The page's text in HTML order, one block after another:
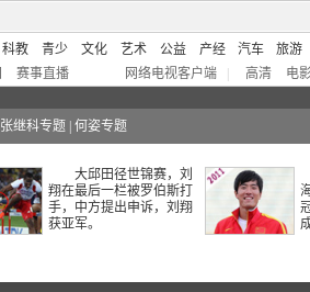
科教 青少 文化 艺术 公益 产经 汽车 旅游
赛事直播 网络电视客户端 高清 电
张继科专题 何姿专题
大邱田径世锦赛，刘
翔在最后一栏被罗伯斯打
手，中方提出申诉，刘翔
获亚军。